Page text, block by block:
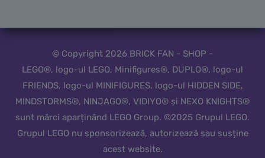
© Copyright 2026 BRICK FAN - SHOP -
LEGO®, logo-ul LEGO, Minifigures®, DUPLO®, logo-ul
FRIENDS, logo-ul MINIFIGURES, logo-ul HIDDEN SIDE,
MINDSTORMS®, NINJAGO®, VIDIYO® și NEXO KNIGHTS®
sunt mărci aparținând LEGO Group. ©2025 Grupul LEGO.
Grupul LEGO nu sponsorizează, autorizează sau susține
acest website.